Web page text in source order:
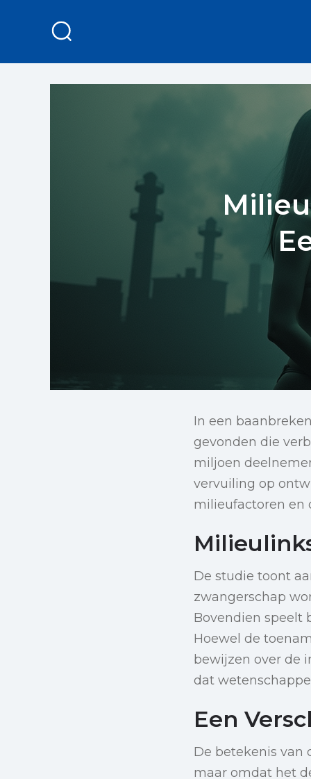
In een
gevonden die
miljoen
vervuiling op
milieufactoren en
De studie toont
zwangerschap
Bovendien speelt
Hoewel de
bewijzen over de
dat
Een
De betekenis van
maar omdat het